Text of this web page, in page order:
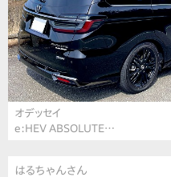
オデッセイ
e:HEV ABSOLUTE…
はるちゃんさん